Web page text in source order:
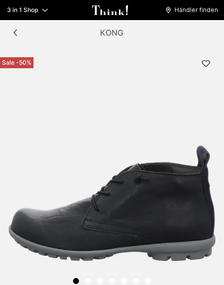
3 in 1 Shop Händler finden
KONG
Sale -50%